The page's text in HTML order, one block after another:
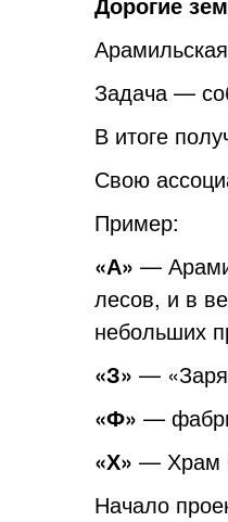
Задача —
В итоге
Свою
Пример:
«А» —
лесов, и в
небольших
«З» —
«Ф» —
«Х» — Храм
Начало